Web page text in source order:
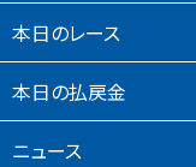
本⽇のレース
本⽇の払戻⾦
ニュース